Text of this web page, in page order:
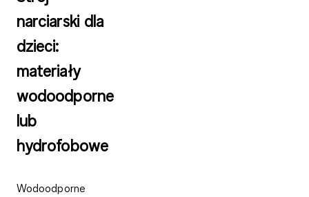
narciarski dla
dzieci:
materiały
wodoodporne
lub
hydrofobowe
Wodoodporne